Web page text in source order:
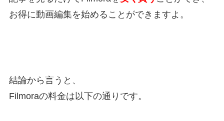
お得に動画編集を始めることができますよ。
結論から言うと、
Filmoraの料金は以下の通りです。